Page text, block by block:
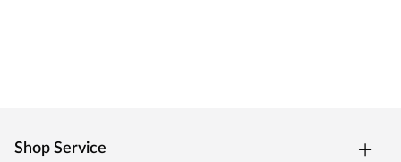
Shop Service